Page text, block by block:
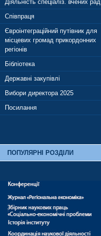
Діяльність спеціаліз. вчених рад
Співпраця
Євроінтеграційний путівник для
місцевих громад прикордонних
регіонів
Бібліотека
Державні закупівлі
Вибори директора 2025
Посилання
ПОПУЛЯРНІ РОЗДІЛИ